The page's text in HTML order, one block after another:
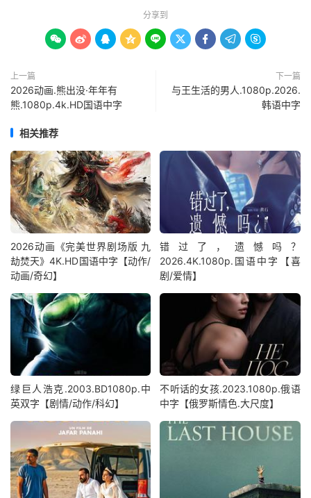
分享到
        
上一篇
2026动画.熊出没·年年有
熊.1080p.4k.HD国语中字
下一篇
与王生活的男人.1080p.2026.
韩语中字
相关推荐
2026动画《完美世界剧场版 九
劫焚天》4K.HD国语中字【动作/
动画/奇幻】
错过了，遗憾吗？
2026.4K.1080p.国语中字【喜
剧/爱情】
绿巨人浩克.2003.BD1080p.中
英双字【剧情/动作/科幻】
不听话的女孩.2023.1080p.俄语
中字【俄罗斯情色.大尺度】